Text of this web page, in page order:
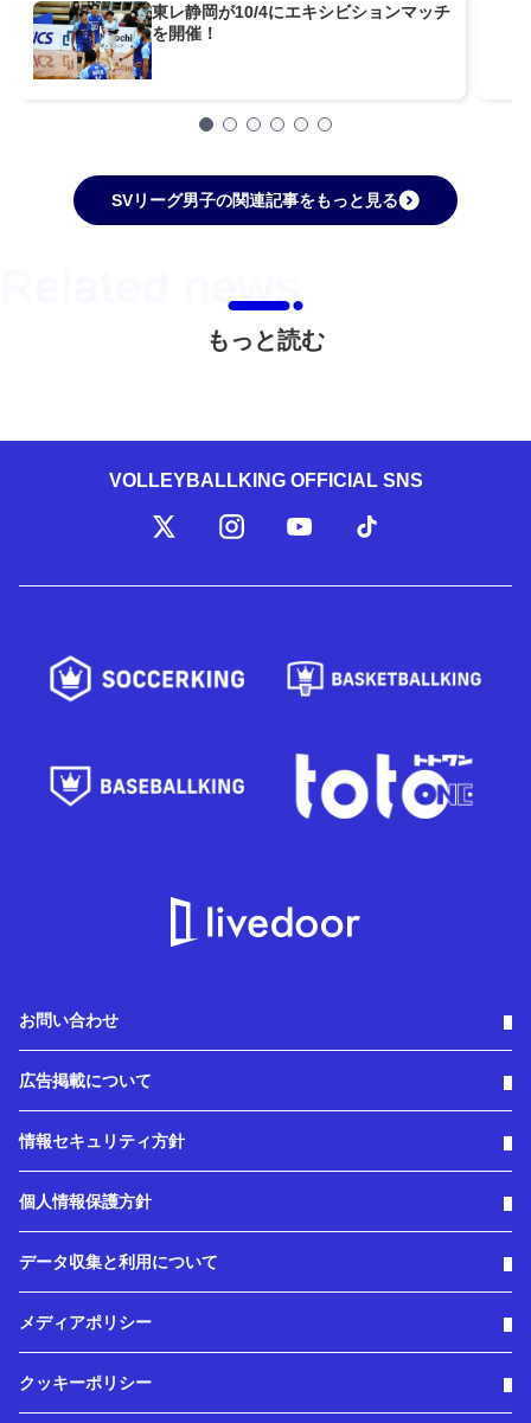
東レ静岡が10/4にエキシビションマッチ
を開催！
SVリーグ男子の関連記事をもっと見る
もっと読む
VOLLEYBALLKING OFFICIAL SNS
お問い合わせ
広告掲載について
情報セキュリティ方針
個人情報保護方針
データ収集と利用について
メディアポリシー
クッキーポリシー